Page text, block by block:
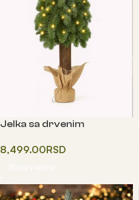
Jelka sa drvenim
8,499.00RSD